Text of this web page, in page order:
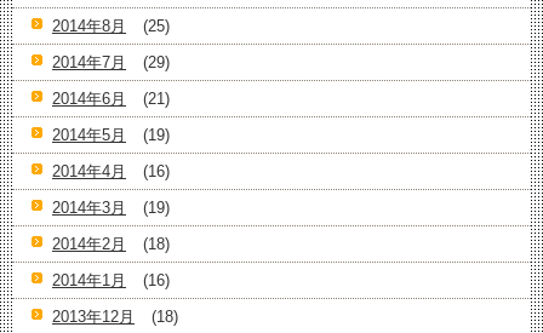
2014年8月
(25)
2014年7月
(29)
2014年6月
(21)
2014年5月
(19)
2014年4月
(16)
2014年3月
(19)
2014年2月
(18)
2014年1月
(16)
2013年12月
(18)